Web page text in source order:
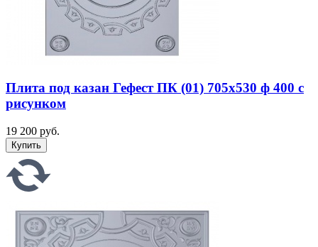
Плита под казан Гефест ПК (01) 705x530 ф 400 с
рисунком
19 200 руб.